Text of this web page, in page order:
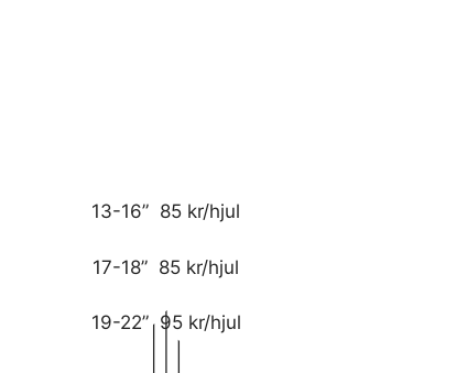
13-16” 85 kr/hjul
17-18” 85 kr/hjul
19-22” 95 kr/hjul